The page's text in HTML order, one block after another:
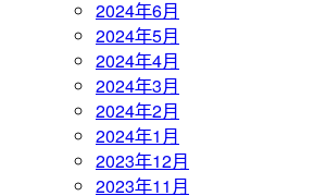
2024年6月
2024年5月
2024年4月
2024年3月
2024年2月
2024年1月
2023年12月
2023年11月